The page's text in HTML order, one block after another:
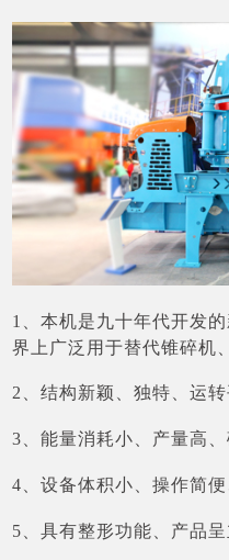
1、本机是九十年代开发
界上广泛用于替代锥碎机
2、结构新颖、独特、运转
3、能量消耗小、产量高、
4、设备体积小、操作简便
5、具有整形功能、产品